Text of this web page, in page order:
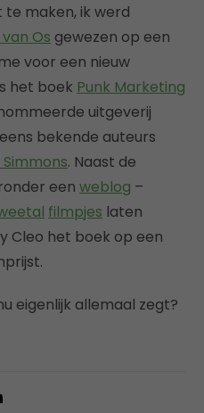
maken, ik werd
Os gewezen op een
voor een nieuw
het boek Punk Marketing
uitgeverij
bekende auteurs
. Naast de
een weblog –
filmpjes laten
Cleo het boek op een
eigenlijk allemaal zegt?